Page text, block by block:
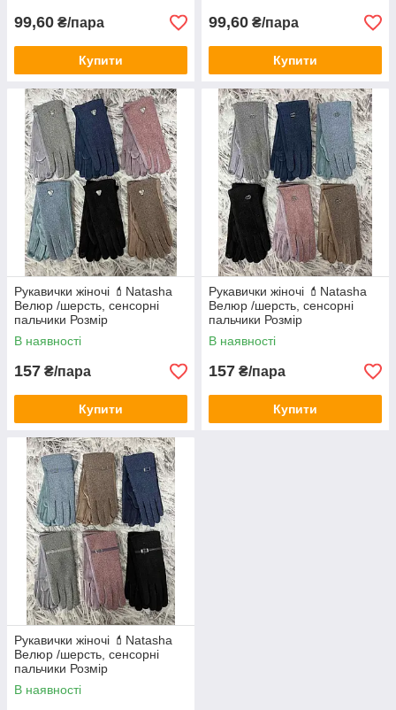
99,60 ₴/пара
Купити
99,60 ₴/пара
Купити
Рукавички жіночі 💄Natasha
Велюр /шерсть, сенсорні
пальчики Розмір
універсальний від 6,5 до 8,5
В наявності
157 ₴/пара
Купити
Рукавички жіночі 💄Natasha
Велюр /шерсть, сенсорні
пальчики Розмір
універсальний від 6,5 до 8,5
В наявності
157 ₴/пара
Купити
Рукавички жіночі 💄Natasha
Велюр /шерсть, сенсорні
пальчики Розмір
універсальний від 6,5 до 8,5
В наявності